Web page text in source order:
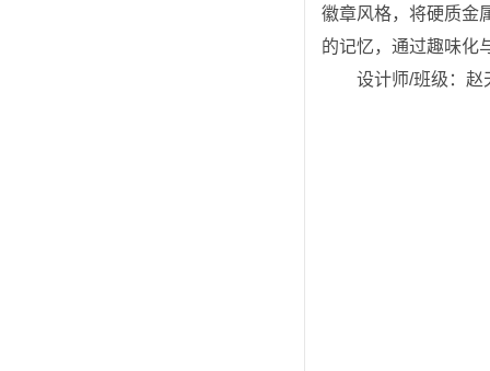
徽章风格，将硬质金
的记忆，通过趣味化
设计师/班级：赵